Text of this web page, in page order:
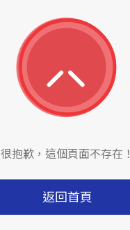
很抱歉，這個頁面不存在！
返回首頁